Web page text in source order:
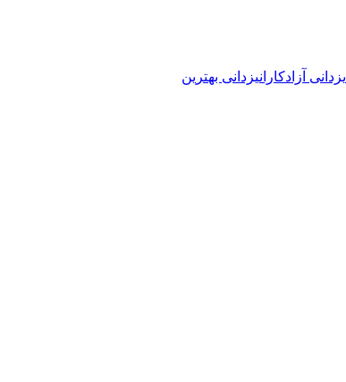
یزدانی آزادکارانیزدانی بهترین